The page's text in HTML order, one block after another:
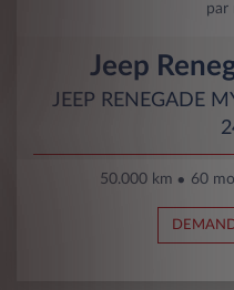
par
Jeep
JEEP RENEGADE
50.000 km 60